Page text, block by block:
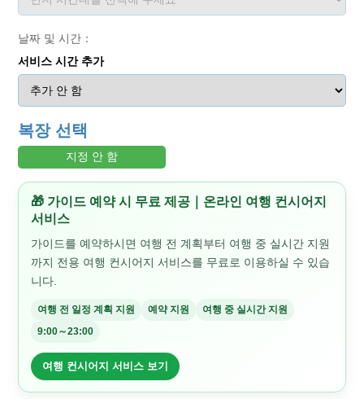
날짜 및 시간：
서비스 시간 추가
복장 선택
지정 안 함
🎁 가이드 예약 시 무료 제공｜온라인 여행 컨시어지
서비스
가이드를 예약하시면 여행 전 계획부터 여행 중 실시간 지원
까지 전용 여행 컨시어지 서비스를 무료로 이용하실 수 있습
니다.
여행 전 일정 계획 지원 예약 지원
여행 중 실시간 지원
9:00～23:00
여행 컨시어지 서비스 보기